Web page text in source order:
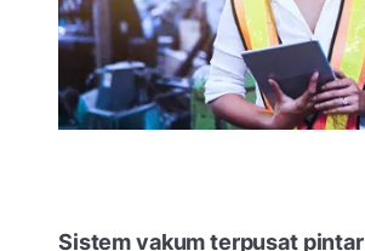
Sistem vakum terpusat pintar